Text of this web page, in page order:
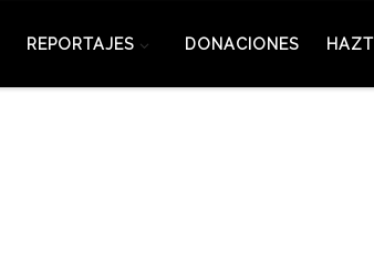
REPORTAJES DONACIONES